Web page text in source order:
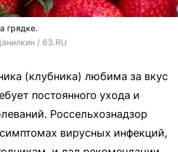
грядке.
/ 63.RU
(клубника) любима за вкус
постоянного ухода и
Россельхознадзор
вирусных инфекций,